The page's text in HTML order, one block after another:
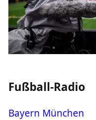
Fußball-Radio
Bayern München